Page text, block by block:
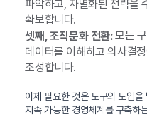
파악하고, 차별화된 전략을
확보합니다.
셋째, 조직문화 전환:모든 구
데이터를 이해하고 의사결
조성합니다.
이제 필요한 것은 도구의 도입
지속 가능한 경영체계를 구축하